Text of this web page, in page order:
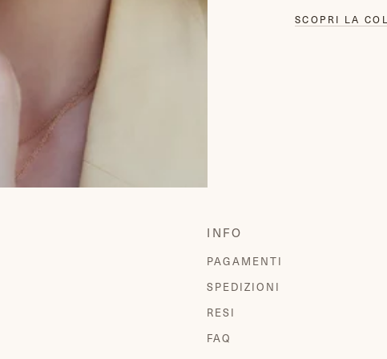
SCOPRI LA
INFO
PAGAMENTI
SPEDIZIONI
RESI
FAQ